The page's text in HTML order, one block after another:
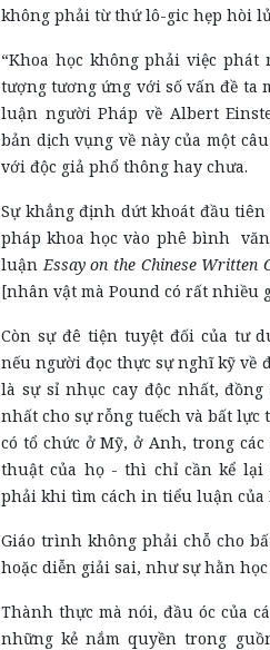
không phải từ thứ lô-gic hẹp hòi
“Khoa học không phải việc
tượng tương ứng với số vấn đề
luận người Pháp về Albert
bản dịch vụng về này của một
với độc giả phổ thông hay chưa.
Sự khẳng định dứt khoát đầu
pháp khoa học vào phê bình
luậnEssay on the Chinese Written
[nhân vật mà Pound có rất nhiều
Còn sự đê tiện tuyệt đối của tư
nếu người đọc thực sự nghĩ kỹ về
là sự sỉ nhục cay độc nhất,
nhất cho sự rỗng tuếch và bất
có tổ chức ở Mỹ, ở Anh, trong
thuật của họ - thì chỉ cần kể
phải khi tìm cách in tiểu luận của
Giáo trình không phải chỗ cho
hoặc diễn giải sai, như sự hằn
Thành thực mà nói, đầu óc của
những kẻ nắm quyền trong